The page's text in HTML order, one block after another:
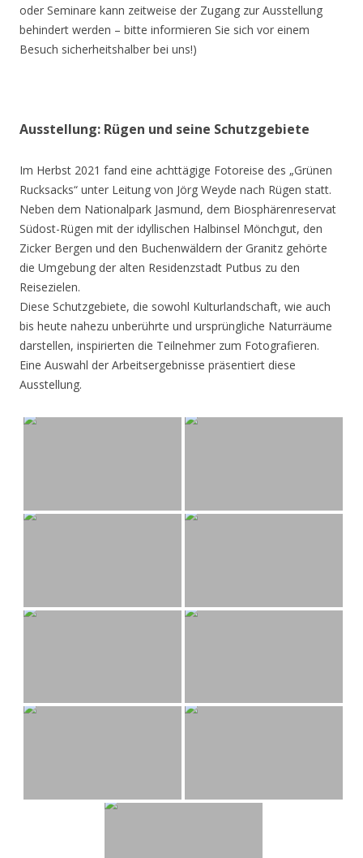
oder Seminare kann zeitweise der Zugang zur Ausstellung
behindert werden – bitte informieren Sie sich vor einem
Besuch sicherheitshalber bei uns!)
Ausstellung: Rügen und seine Schutzgebiete
Im Herbst 2021 fand eine achttägige Fotoreise des „Grünen
Rucksacks“ unter Leitung von Jörg Weyde nach Rügen statt.
Neben dem Nationalpark Jasmund, dem Biosphärenreservat
Südost-Rügen mit der idyllischen Halbinsel Mönchgut, den
Zicker Bergen und den Buchenwäldern der Granitz gehörte
die Umgebung der alten Residenzstadt Putbus zu den
Reisezielen.
Diese Schutzgebiete, die sowohl Kulturlandschaft, wie auch
bis heute nahezu unberührte und ursprüngliche Naturräume
darstellen, inspirierten die Teilnehmer zum Fotografieren.
Eine Auswahl der Arbeitsergebnisse präsentiert diese
Ausstellung.